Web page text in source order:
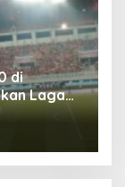
di
Laga